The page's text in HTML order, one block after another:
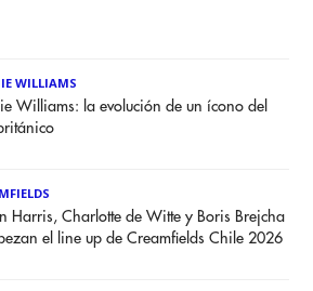
WILLIAMS
Williams: la evolución de un ícono del
Harris, Charlotte de Witte y Boris Brejcha
el line up de Creamfields Chile 2026